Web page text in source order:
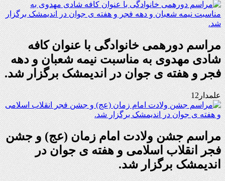
مراسم دورهمی خانوادگی با عنوان کافه
شادی مهدوی به مناسبت نیمه شعبان و دهه
فجر و هفته ی جوان در اندیمشک برگزار شد.
علمدار12
مراسم جشن ولادت امام زمان (عج) و جشن
فجر انقلاب اسلامی و هفته ی جوان در
اندیمشک برگزار شد.